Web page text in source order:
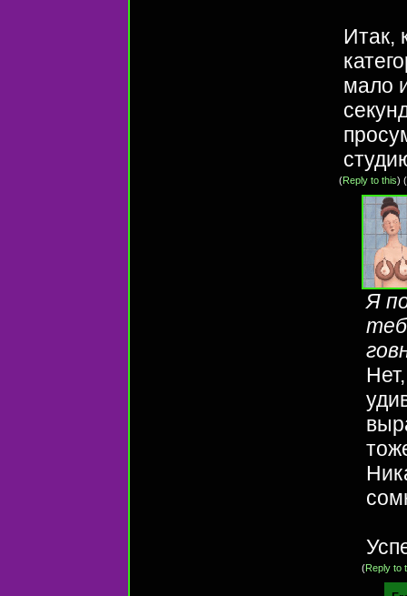
Итак,
мало
(Reply to this) (
Я
(Reply to